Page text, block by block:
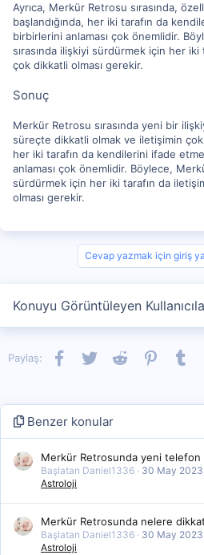
Ayrıca, Merkür Retrosu sırasında,
başlandığında, her iki tarafın da
birbirlerini anlaması çok önemlidir.
sırasında ilişkiyi sürdürmek için her
çok dikkatli olması gerekir.
Sonuç
Merkür Retrosu sırasında yeni bir
süreçte dikkatli olmak ve iletişimin çok
her iki tarafın da kendilerini ifade
anlaması çok önemlidir. Böylece,
sürdürmek için her iki tarafın da
olması gerekir.
Cevap yazmak için giriş
Konuyu Görüntüleyen
Paylaş: Facebook
TwitterReddit Pinterest
Benzer konular
Merkür Retrosunda yeni telefon
Başlatan Daniel1336 30 May 2023
Astroloji
Merkür Retrosunda nelere
Başlatan Daniel1336 30 May 2023
Astroloji